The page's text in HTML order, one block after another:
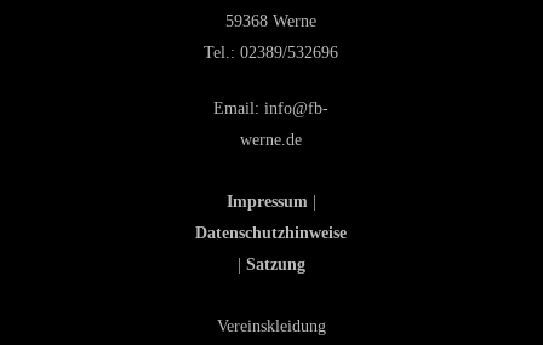
59368 Werne
Tel.:02389/532696
Email:info@fb-
werne.de
Impressum|
Datenschutzhinweise
Satzung
Vereinskleidung